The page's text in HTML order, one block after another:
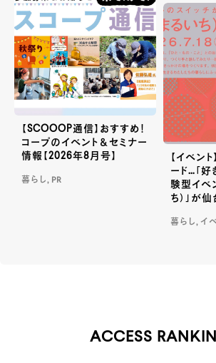
【SCOOOP通信】おすすめ！
コープのイベント＆セミナー
情報【2026年8月号】
暮らし, PR
【イベン
ード…「
験型イベ
ち）」が
暮らし, イ
ACCESS